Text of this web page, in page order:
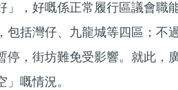
」，好嘅係正常履行區議會職
包括灣仔、九龍城等四區；不
停，街坊難免受影響。就此，
嘅情況。